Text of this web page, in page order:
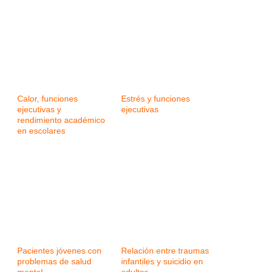
Calor, funciones
ejecutivas y
rendimiento académico
en escolares
Estrés y funciones
ejecutivas
Pacientes jóvenes con
problemas de salud
Relación entre traumas
infantiles y suicidio en